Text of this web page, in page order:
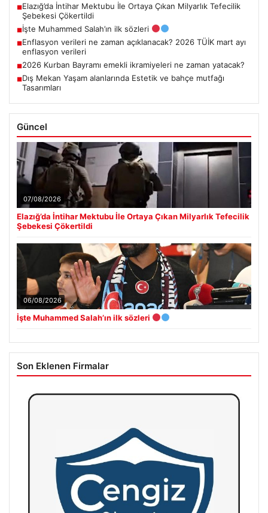
■Elazığ’da İntihar Mektubu İle Ortaya Çıkan Milyarlık Tefecilik
Şebekesi Çökertildi
■İşte Muhammed Salah’ın ilk sözleri
■Enflasyon verileri ne zaman açıklanacak? 2026 TÜİK mart ayı
enflasyon verileri
■2026 Kurban Bayramı emekli ikramiyeleri ne zaman yatacak?
■Dış Mekan Yaşam alanlarında Estetik ve bahçe mutfağı
Tasarımları
Güncel
07/08/2026
Elazığ’da İntihar Mektubu İle Ortaya Çıkan Milyarlık Tefecilik
Şebekesi Çökertildi
06/08/2026
İşte Muhammed Salah’ın ilk sözleri
Son Eklenen Firmalar